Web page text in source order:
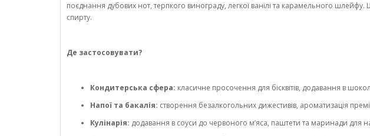
поєднання дубових нот, терпкого винограду, легкої ванілі та карамельного
спирту.
Де застосовувати?
Кондитерська сфера: класичне просочення для бісквітів, додавання в
Напої та бакалія: створення безалкогольних дижестивів, ароматизація
Кулінарія: додавання в соуси до червоного м’яса, паштети та маринади для